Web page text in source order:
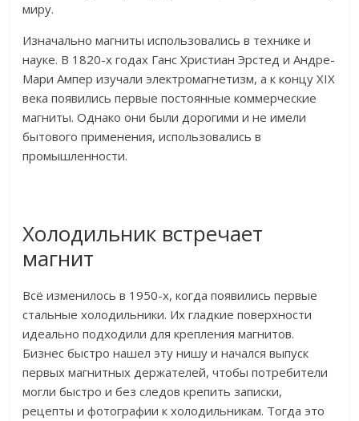
миру.
Изначально магниты использовались в технике и
науке. В 1820-х годах Ганс Христиан Эрстед и Андре-
Мари Ампер изучали электромагнетизм, а к концу XIX
века появились первые постоянные коммерческие
магниты. Однако они были дорогими и не имели
бытового применения, использовались в
промышленности.
Холодильник встречает
магнит
Всё изменилось в 1950-х, когда появились первые
стальные холодильники. Их гладкие поверхности
идеально подходили для крепления магнитов.
Бизнес быстро нашел эту нишу и начался выпуск
первых магнитных держателей, чтобы потребители
могли быстро и без следов крепить записки,
рецепты и фотографии к холодильникам. Тогда это